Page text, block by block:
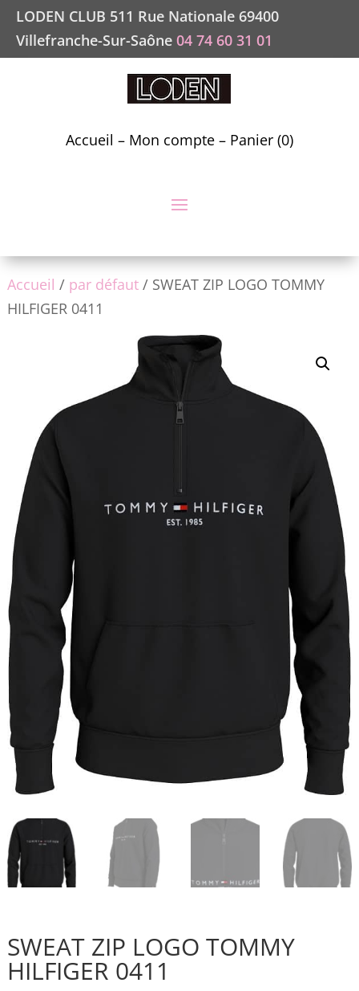
LODEN CLUB 511 Rue Nationale 69400
Villefranche-Sur-Saône 04 74 60 31 01
Accueil – Mon compte– Panier (0)
Accueil / par défaut/ SWEAT ZIP LOGO TOMMY
HILFIGER 0411
SWEAT ZIP LOGO TOMMY
HILFIGER 0411